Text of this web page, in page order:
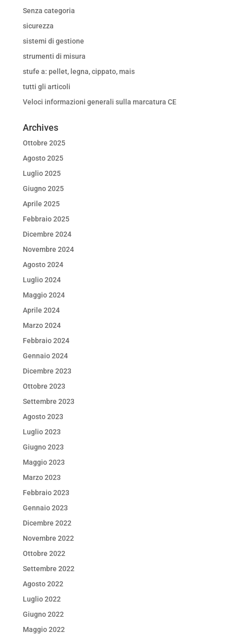
Senza categoria
sicurezza
sistemi di gestione
strumenti di misura
stufe a: pellet, legna, cippato, mais
tutti gli articoli
Veloci informazioni generali sulla marcatura CE
Archives
Ottobre 2025
Agosto 2025
Luglio 2025
Giugno 2025
Aprile 2025
Febbraio 2025
Dicembre 2024
Novembre 2024
Agosto 2024
Luglio 2024
Maggio 2024
Aprile 2024
Marzo 2024
Febbraio 2024
Gennaio 2024
Dicembre 2023
Ottobre 2023
Settembre 2023
Agosto 2023
Luglio 2023
Giugno 2023
Maggio 2023
Marzo 2023
Febbraio 2023
Gennaio 2023
Dicembre 2022
Novembre 2022
Ottobre 2022
Settembre 2022
Agosto 2022
Luglio 2022
Giugno 2022
Maggio 2022